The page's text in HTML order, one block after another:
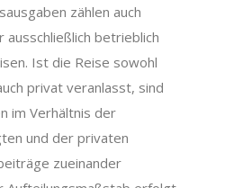
zählen auch
ausschließlich betrieblich
Ist die Reise sowohl
privat veranlasst, sind
im Verhältnis der
und der privaten
zueinander